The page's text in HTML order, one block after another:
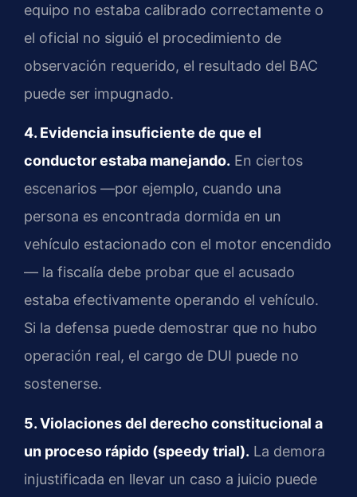
equipo no estaba calibrado correctamente o
el oficial no siguió el procedimiento de
observación requerido, el resultado del BAC
puede ser impugnado.
4. Evidencia insuficiente de que el
conductor estaba manejando. En ciertos
escenarios —por ejemplo, cuando una
persona es encontrada dormida en un
vehículo estacionado con el motor encendido
— la fiscalía debe probar que el acusado
estaba efectivamente operando el vehículo.
Si la defensa puede demostrar que no hubo
operación real, el cargo de DUI puede no
sostenerse.
5. Violaciones del derecho constitucional a
un proceso rápido (speedy trial). La demora
injustificada en llevar un caso a juicio puede